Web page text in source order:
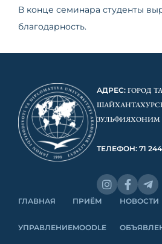
В конце семинара студенты
благодарность.
АДРЕС: ГОРОД
ЗУЛЬФИЯХОНИМ
ТЕЛЕФОН: 71
ГЛАВНАЯ
УПРАВЛЕНИЕ
ПРИЁМ
MOODLE
НОВОСТИ